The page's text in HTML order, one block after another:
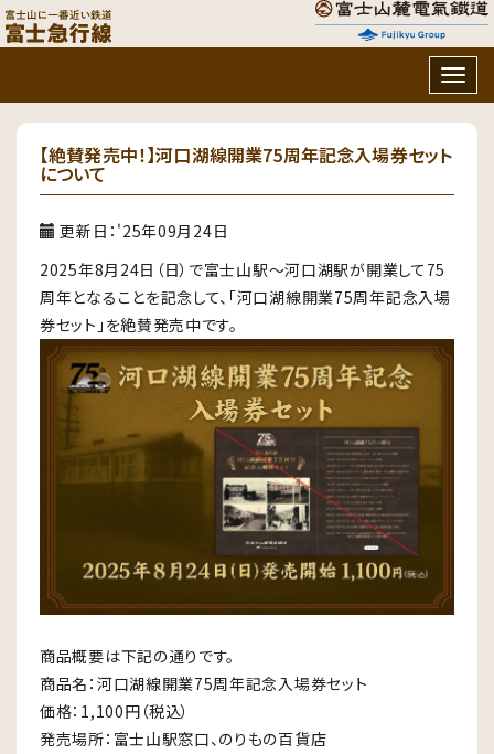
【絶賛発売中！】河口湖線開業75周年記念入場券セット
について
更新日：'25年09月24日
2025年8月24日（日）で富士山駅～河口湖駅が開業して75
周年となることを記念して、「河口湖線開業75周年記念入場
券セット」を絶賛発売中です。
商品概要は下記の通りです。
商品名：河口湖線開業75周年記念入場券セット
価格：1,100円（税込）
発売場所：富士山駅窓口、のりもの百貨店